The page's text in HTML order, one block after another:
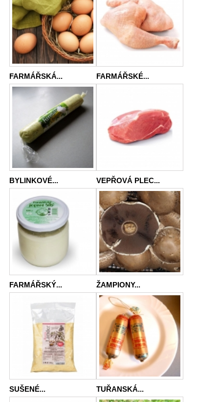
FARMÁŘSKÁ... FARMÁŘSKÉ...
BYLINKOVÉ... VEPŘOVÁ PLEC...
FARMÁŘSKÝ... ŽAMPIONY...
SUŠENÉ... TUŘANSKÁ...